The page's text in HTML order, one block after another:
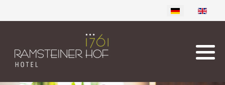
Sprache auswählen